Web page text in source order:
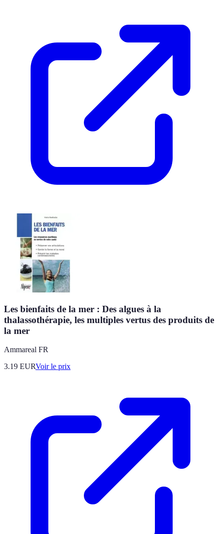
Les bienfaits de la mer : Des algues à la
thalassothérapie, les multiples vertus des produits de
la mer
Ammareal FR
3.19 EURVoir le prix